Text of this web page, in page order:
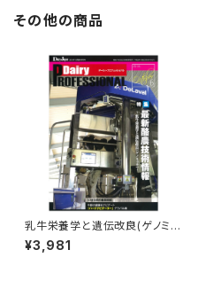
その他の商品
乳牛栄養学と遺伝改良(ゲノミッ
ク)
Dairy PROFESSIONA
¥3,981